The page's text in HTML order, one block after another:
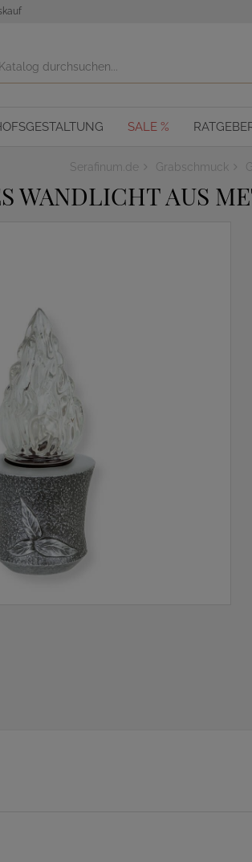
SALE %
Serafinum.de Grabschmuck
WANDLICHT AUS